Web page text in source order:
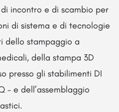
incontro e di scambio per
di sistema e di tecnologie
dello stampaggio a
della stampa 3D
presso gli stabilimenti DI
– e dell’assemblaggio